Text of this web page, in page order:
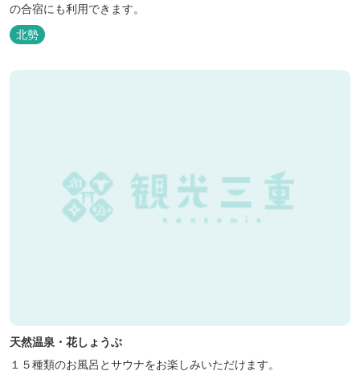
の合宿にも利用できます。
北勢
天然温泉・花しょうぶ
１５種類のお風呂とサウナをお楽しみいただけます。